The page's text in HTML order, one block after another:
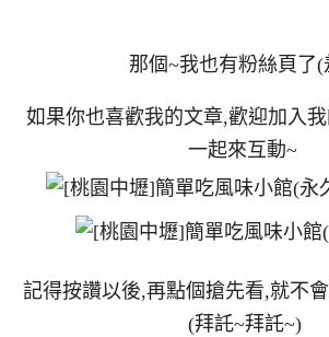
那個~我也有粉絲頁了(
如果你也喜歡我的文章,歡迎加入
一起來互動~
記得按讚以後,再點個搶先看,就不
(拜託~拜託~)